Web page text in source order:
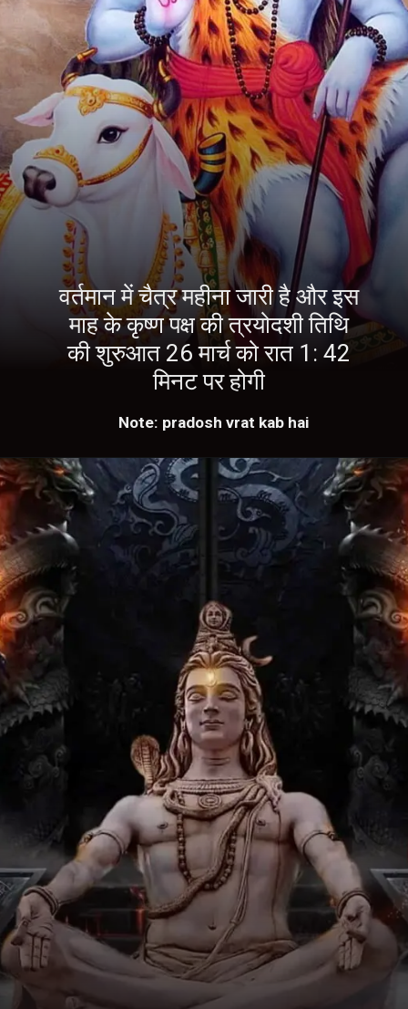
वर्तमान में चैत्र महीना जारी है और इस
माह के कृष्ण पक्ष की त्रयोदशी तिथि
की शुरुआत 26 मार्च को रात 1: 42
मिनट पर होगी
Note: pradosh vrat kab hai